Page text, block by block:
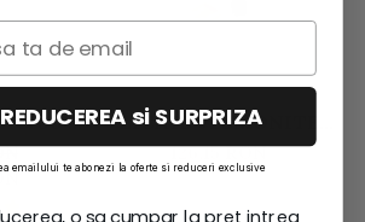
DE LA
LICHID JESMONITE
AC730 1 L
126,15 RON
si SURPRIZA
emailului te abonezi la oferte si reduceri exclusive
o sa cumpar la pret intreg